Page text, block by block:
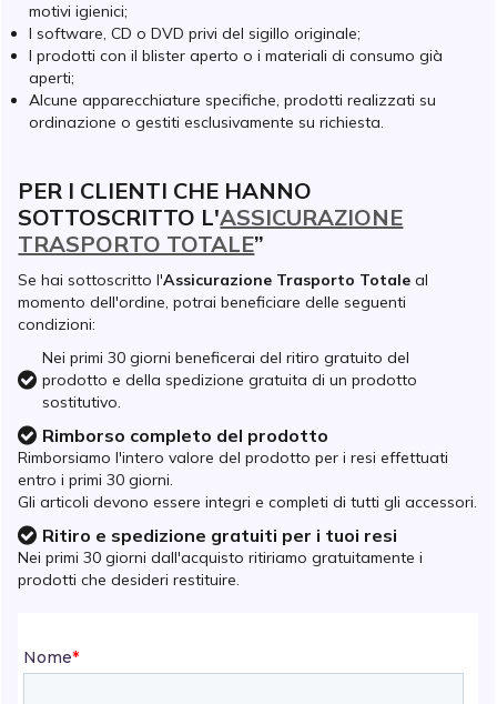
motivi igienici;
I software, CD o DVD privi del sigillo originale;
I prodotti con il blister aperto o i materiali di consumo già
aperti;
Alcune apparecchiature specifiche, prodotti realizzati su
ordinazione o gestiti esclusivamente su richiesta.
PER I CLIENTI CHE HANNO
SOTTOSCRITTO L'ASSICURAZIONE
TRASPORTO TOTALE”
Se hai sottoscritto l'Assicurazione Trasporto Totale al
momento dell'ordine, potrai beneficiare delle seguenti
condizioni:
Icon OK
Nei primi 30 giorni beneficerai del ritiro gratuito del
prodotto e della spedizione gratuita di un prodotto
sostitutivo.
Icon OK
Rimborso completo del prodotto
Rimborsiamo l'intero valore del prodotto per i resi effettuati
entro i primi 30 giorni.
Gli articoli devono essere integri e completi di tutti gli accessori.
Icon OK
Ritiro e spedizione gratuiti per i tuoi resi
Nei primi 30 giorni dall'acquisto ritiriamo gratuitamente i
prodotti che desideri restituire.